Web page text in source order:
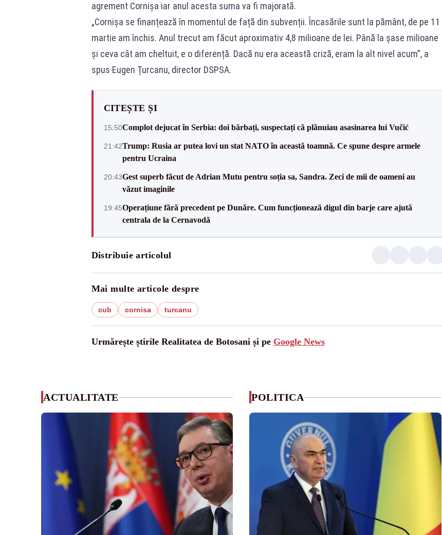
agrement Cornișa iar anul acesta suma va fi majorată.
„Cornișa se finanțează în momentul de față din subvenții. Încasările sunt la pământ, de pe 11
martie am închis. Anul trecut am făcut aproximativ 4,8 milioane de lei. Până la șase milioane
și ceva cât am cheltuit, e o diferență. Dacă nu era această criză, eram la alt nivel acum”, a
spus Eugen Țurcanu, director DSPSA.
CITEȘTE ȘI
15:50Complot dejucat în Serbia: doi bărbați, suspectați că plănuiau asasinarea lui Vučić
21:42Trump: Rusia ar putea lovi un stat NATO în această toamnă. Ce spune despre armele
pentru Ucraina
20:43Gest superb făcut de Adrian Mutu pentru soția sa, Sandra. Zeci de mii de oameni au
văzut imaginile
19:45Operațiune fără precedent pe Dunăre. Cum funcționează digul din barje care ajută
centrala de la Cernavodă
Distribuie articolul
Mai multe articole despre
cub cornisa turcanu
Urmărește știrile Realitatea de Botosani și pe Google News
ACTUALITATE POLITICA